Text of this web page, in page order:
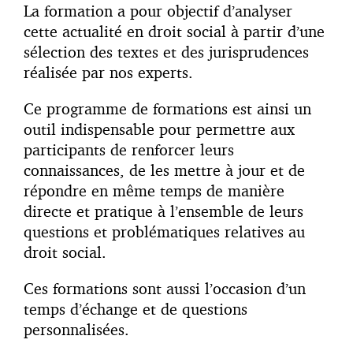
La formation a pour objectif d’analyser
cette actualité en droit social à partir d’une
sélection des textes et des jurisprudences
réalisée par nos experts.
Ce programme de formations est ainsi un
outil indispensable pour permettre aux
participants de renforcer leurs
connaissances, de les mettre à jour et de
répondre en même temps de manière
directe et pratique à l’ensemble de leurs
questions et problématiques relatives au
droit social.
Ces formations sont aussi l’occasion d’un
temps d’échange et de questions
personnalisées.